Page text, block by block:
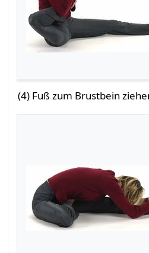
(4) Fuß zum Brustbein